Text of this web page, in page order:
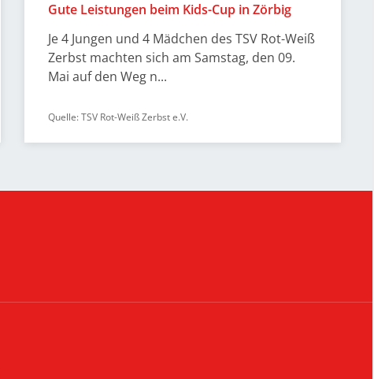
Gute Leistungen beim Kids-Cup in Zörbig
Je 4 Jungen und 4 Mädchen des TSV Rot-Weiß
Zerbst machten sich am Samstag, den 09.
Mai auf den Weg n...
Quelle: TSV Rot-Weiß Zerbst e.V.